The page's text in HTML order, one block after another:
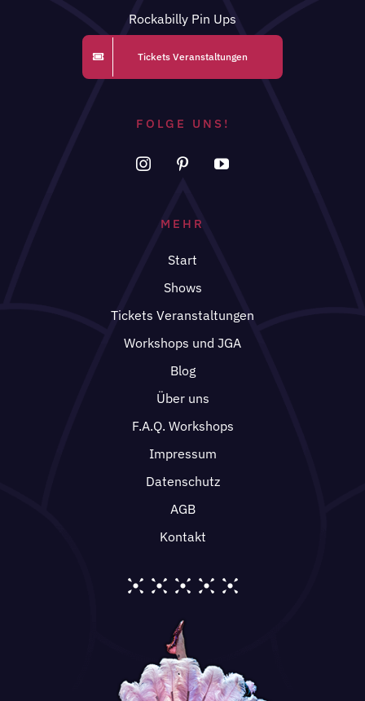
FOLGE UNS!
Rockabilly Pin Ups
Tickets Veranstaltungen
MEHR
Start
Shows
Tickets Veranstaltungen
Workshops und JGA
Blog
Über uns
F.A.Q. Workshops
Impressum
Datenschutz
AGB
Kontakt